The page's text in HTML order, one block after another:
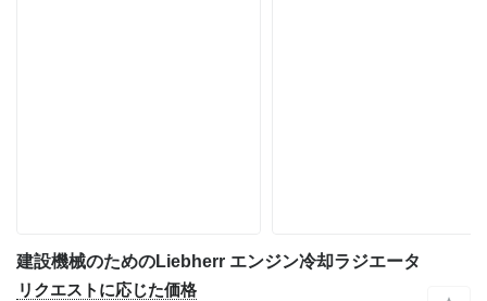
建設機械のためのLiebherr エンジン冷却ラジエータ
リクエストに応じた価格